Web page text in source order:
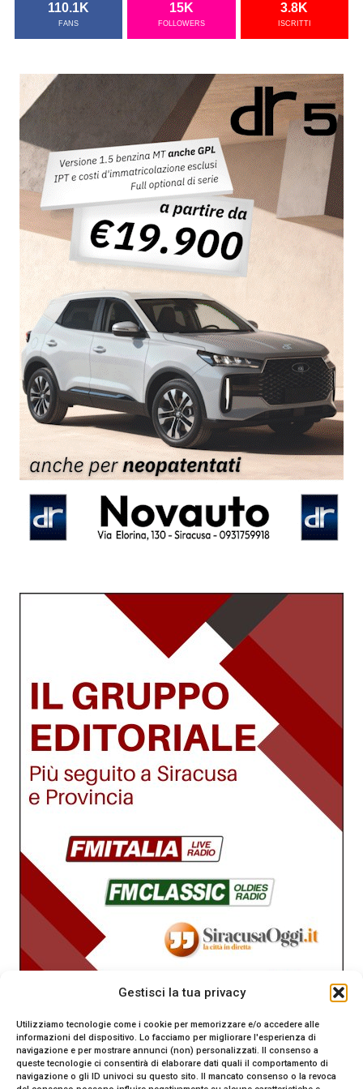
Gestisci la tua privacy
Utilizziamo tecnologie come i cookie per memorizzare e/o accedere alle
informazioni del dispositivo. Lo facciamo per migliorare l'esperienza di
navigazione e per mostrare annunci (non) personalizzati. Il consenso a
queste tecnologie ci consentirà di elaborare dati quali il comportamento di
navigazione o gli ID univoci su questo sito. Il mancato consenso o la revoca
110.1K
FANS
15K
FOLLOWERS
3.8K
ISCRITTI